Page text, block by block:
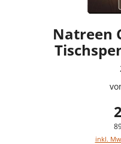
Natreen
inkl.